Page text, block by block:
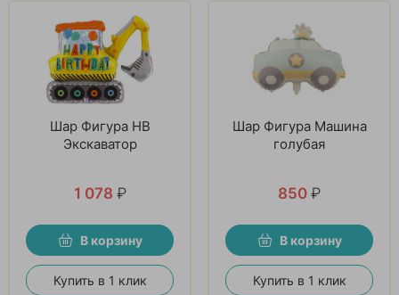
Шар Фигура HB
Экскаватор
1 078 ₽
В корзину
Купить в 1 клик
Шар Фигура Машина
голубая
850 ₽
В корзину
Купить в 1 клик